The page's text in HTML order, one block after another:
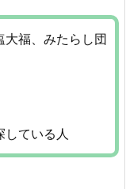
大福、みたらし団
している人